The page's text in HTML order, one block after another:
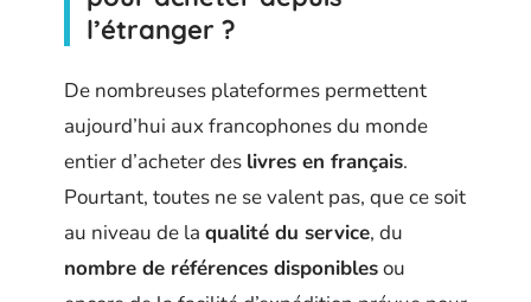
l’étranger ?
De nombreuses plateformes permettent
aujourd’hui aux francophones du monde
entier d’acheter des livres en français.
Pourtant, toutes ne se valent pas, que ce soit
au niveau de la qualité du service, du
nombre de références disponiblesou